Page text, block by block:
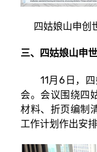
四姑娘山申创
三、四姑娘山申
11月6日，四
会。会议围绕四
材料、折页编制
工作计划作出安排